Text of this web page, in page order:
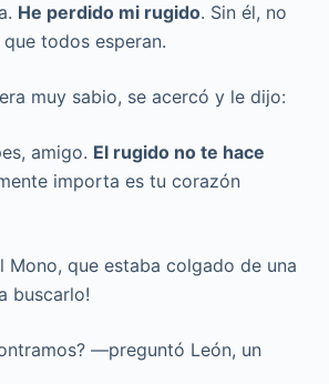
He perdido mi rugido. Sin él, no
todos esperan.
muy sabio, se acercó y le dijo:
amigo. El rugido no te hace
importa es tu corazón
que estaba colgado de una
buscarlo!
—preguntó León, un